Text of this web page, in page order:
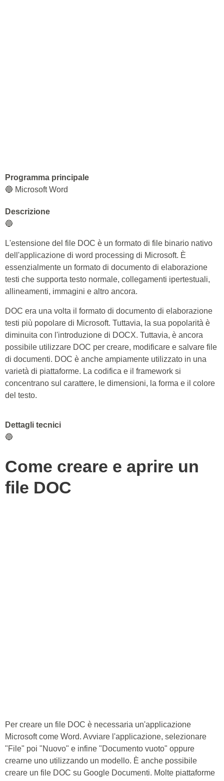
Programma principale
🔵 Microsoft Word
Descrizione
🔵
L'estensione del file DOC è un formato di file binario nativo
dell'applicazione di word processing di Microsoft. È
essenzialmente un formato di documento di elaborazione
testi che supporta testo normale, collegamenti ipertestuali,
allineamenti, immagini e altro ancora.
DOC era una volta il formato di documento di elaborazione
testi più popolare di Microsoft. Tuttavia, la sua popolarità è
diminuita con l'introduzione di DOCX. Tuttavia, è ancora
possibile utilizzare DOC per creare, modificare e salvare file
di documenti. DOC è anche ampiamente utilizzato in una
varietà di piattaforme. La codifica e il framework si
concentrano sul carattere, le dimensioni, la forma e il colore
del testo.
Dettagli tecnici
🔵
Come creare e aprire un
file DOC
Per creare un file DOC è necessaria un'applicazione
Microsoft come Word. Avviare l'applicazione, selezionare
"File" poi "Nuovo" e infine "Documento vuoto" oppure
crearne uno utilizzando un modello. È anche possibile
creare un file DOC su Google Documenti. Molte piattaforme